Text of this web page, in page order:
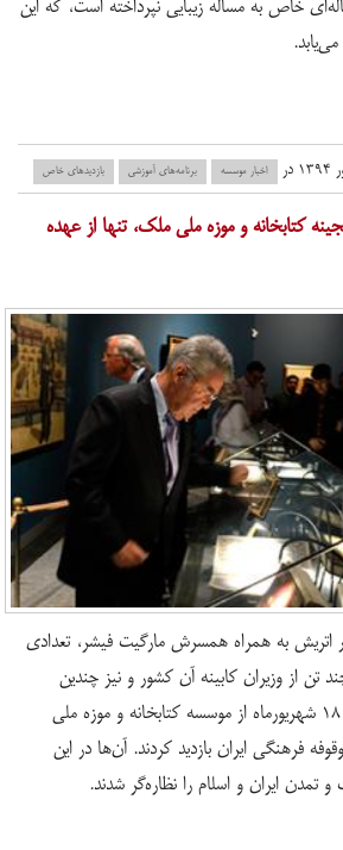
اخبار موسسه برنامه‌های آموزشی بازدید‌های خاص
کتابخانه و موزه ملی ملک، تنها از عهده
به همراه همسرش مارگیت فیشر، تعدادی
تن از وزیران کابینه آن کشور و نیز چندین
خبرنگار اتریشی، چهارشنبه ۱۸ شهریورماه از موسسه کتابخانه و موزه ملی
فرهنگی ایران بازدید کردند. آن‌ها در این